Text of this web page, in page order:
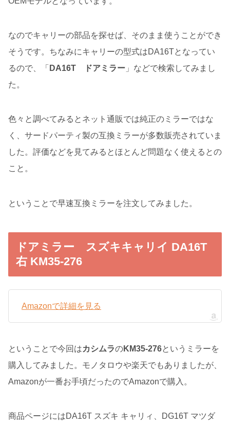
なのでキャリーの部品を探せば、そのまま使うことができ
そうです。ちなみにキャリーの型式はDA16Tとなってい
るので、「 DA16T ドアミラー 」などで検索してみまし
た。
色々と調べてみるとネット通販では純正のミラーではな
く、サードパーティ製の互換ミラーが多数販売されていま
した。評価などを見てみるとほとんど問題なく使えるとの
こと。
ということで早速互換ミラーを注文してみました。
ドアミラー スズキキャリイ DA16T
右 KM35-276
Amazonで詳細を見る
ということで今回はカシムラのKM35-276というミラーを
購入してみました。モノタロウや楽天でもありましたが、
Amazonが一番お手頃だったのでAmazonで購入。
商品ページにはDA16T スズキ キャリィ、DG16T マツダ